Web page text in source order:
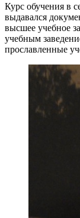
Курс обучения в
выдавался
высшее учебное
учебным
прославленные